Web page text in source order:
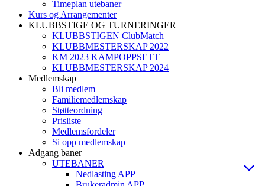
Timeplan utebaner
Kurs og Arrangementer
KLUBBSTIGE OG TURNERINGER
KLUBBSTIGEN ClubMatch
KLUBBMESTERSKAP 2022
KM 2023 KAMPOPPSETT
KLUBBMESTERSKAP 2024
Medlemskap
Bli medlem
Familiemedlemskap
Støtteordning
Prisliste
Medlemsfordeler
Si opp medlemskap
Adgang baner
UTEBANER
Nedlasting APP